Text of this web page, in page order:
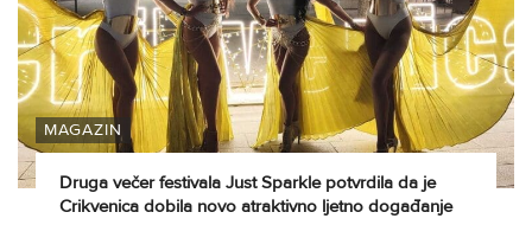
MAGAZIN
Druga večer festivala Just Sparkle potvrdila da je
Crikvenica dobila novo atraktivno ljetno događanje